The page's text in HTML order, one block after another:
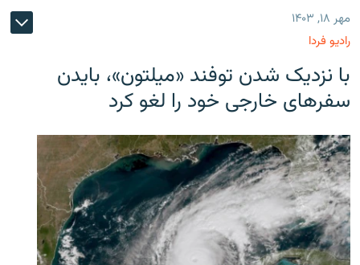
مهر ۱۸, ۱۴۰۳
رادیو فردا
با نزدیک شدن توفند «میلتون»، بایدن
سفرهای خارجی خود را لغو کرد